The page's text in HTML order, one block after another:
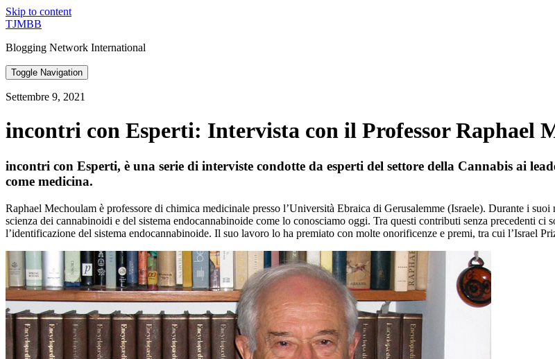
Skip to content
TJMBB
Blogging Network International
Toggle Navigation
Settembre 9, 2021
incontri con Esperti: Intervista con il Professor Raphael
incontri con Esperti, è una serie di interviste condotte da esperti del settore della Cannabis ai
come medicina.
Raphael Mechoulam è professore di chimica medicinale presso l’Università Ebraica di Gerusalemme (Israele). Durante i
scienza dei cannabinoidi e del sistema endocannabinoide come lo conosciamo oggi. Tra questi contributi senza precedenti
l’identificazione del sistema endocannabinoide. Il suo lavoro lo ha premiato con molte onorificenze e premi, tra cui l’Israel